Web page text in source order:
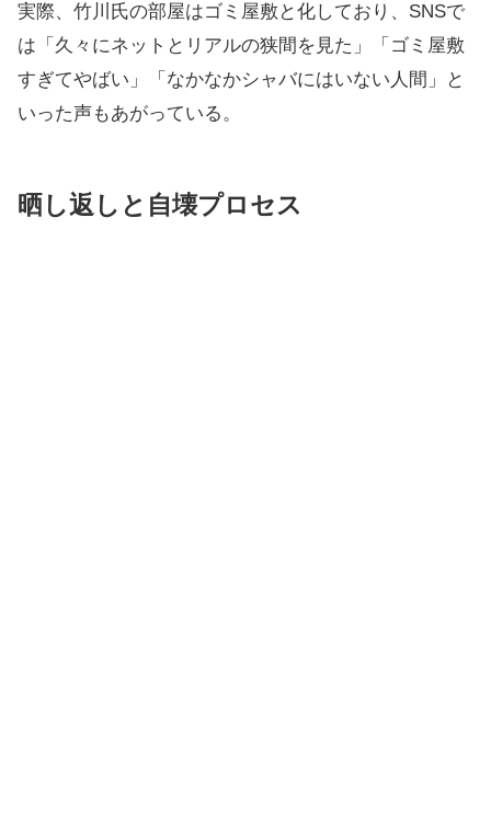
実際、竹川氏の部屋はゴミ屋敷と化しており、SNSで
は「久々にネットとリアルの狭間を見た」「ゴミ屋敷
すぎてやばい」「なかなかシャバにはいない人間」と
いった声もあがっている。
晒し返しと自壊プロセス